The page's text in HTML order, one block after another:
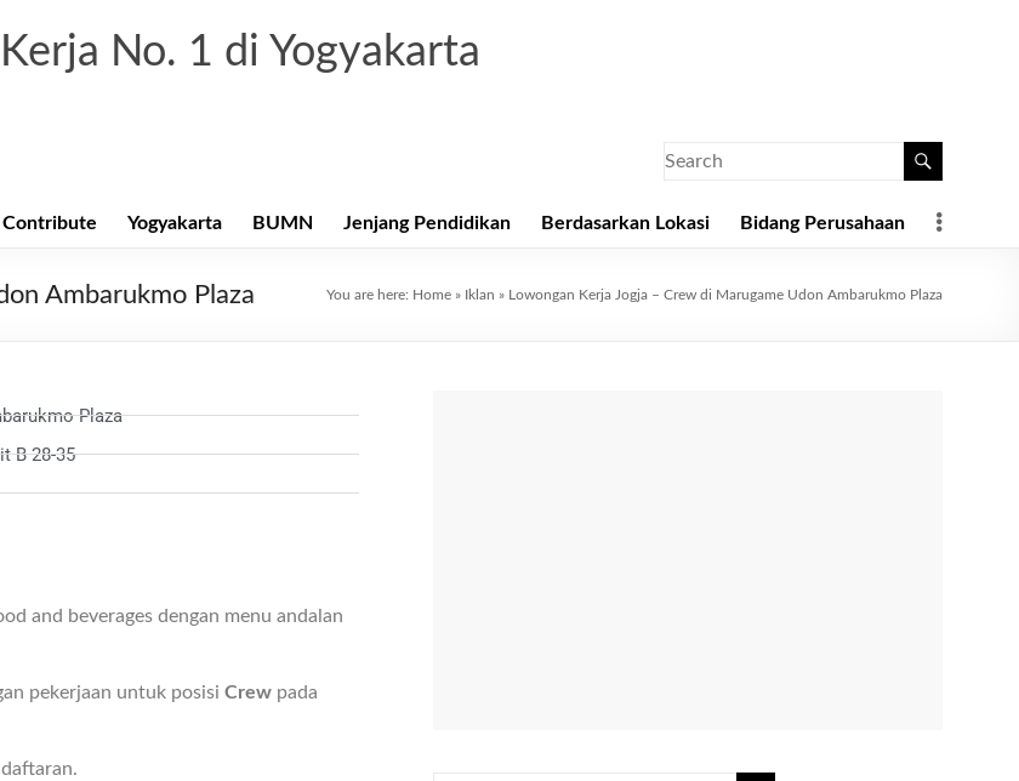
No. 1 di Yogyakarta
Contribute Yogyakarta BUMN Jenjang Pendidikan Berdasarkan Lokasi Bidang Perusahaan
Ambarukmo Plaza You are here: Home » Iklan » Lowongan Kerja Jogja – Crew di Marugame Udon Ambarukmo Plaza
Plaza
B 28-35
and beverages dengan menu andalan
pekerjaan untuk posisi Crew pada